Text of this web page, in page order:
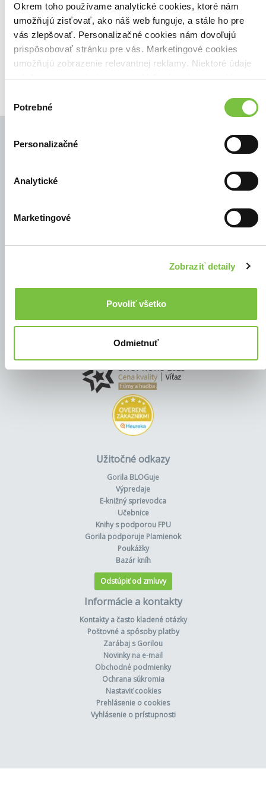
Okrem toho používame analytické cookies, ktoré nám
umožňujú zisťovať, ako náš web funguje, a stále ho pre
vás zlepšovať. Personalizačné cookies nám dovoľujú
prispôsobovať stránku pre vás. Marketingové cookies
umožňujú zobrazenie relevantnej reklamy. Niektoré údaje
zdieľame aj s tretími stranami. Veľmi by nám pomohlo,
súhlasu
Potrebné
Personalizačné
Analytické
Marketingové
Zobraziť detaily
Povoliť všetko
Odmietnuť
Zoradiť podľa:
Užitočné odkazy
Gorila BLOGuje
Výpredaje
E-knižný sprievodca
Učebnice
Knihy s podporou FPU
Gorila podporuje Plamienok
Poukážky
Bazár kníh
Odstúpiť od zmluvy
Informácie a kontakty
Kontakty a často kladené otázky
Poštovné a spôsoby platby
Zarábaj s Gorilou
Novinky na e-mail
Obchodné podmienky
Ochrana súkromia
Nastaviť cookies
Prehlásenie o cookies
Vyhlásenie o prístupnosti